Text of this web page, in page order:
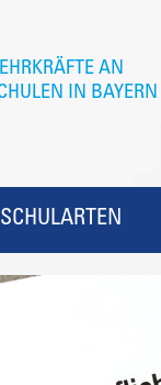
SCHULARTEN